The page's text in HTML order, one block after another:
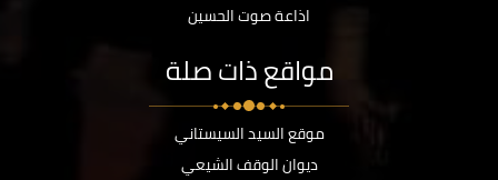
اذاعة صوت الحسين
مواقع ذات صلة
موقع السيد السيستاني
ديوان الوقف الشيعي